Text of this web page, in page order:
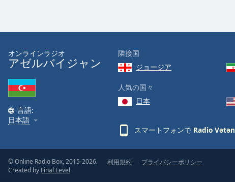
Text
Background
Color
Opacity
Caption
Area
Background
オンラインラジオ
アゼルバイジャン
言語:
日本語
隣接国
ジョージア
人気の国々
日本
スマートフォンで Radio Vətən
© Online Radio Box, 2015-2026.
Created by Final Level
利用規約 プライバシーポリシー